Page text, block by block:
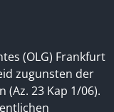
(OLG) Frankfurt
zugunsten der
(Az. 23 Kap 1/06).